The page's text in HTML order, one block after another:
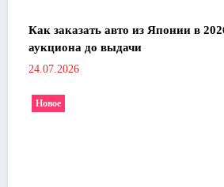
Как заказать авто из Японии в
аукциона до выдачи
24.07.2026
Новое